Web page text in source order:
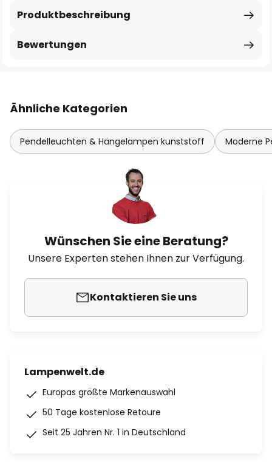
Produktbeschreibung
Bewertungen
Ähnliche Kategorien
Pendelleuchten & Hängelampen kunststoff Moderne
Wünschen Sie eine Beratung?
Unsere Experten stehen Ihnen zur Verfügung.
Kontaktieren Sie uns
Lampenwelt.de
Europas größte Markenauswahl
50 Tage kostenlose Retoure
Seit 25 Jahren Nr. 1 in Deutschland